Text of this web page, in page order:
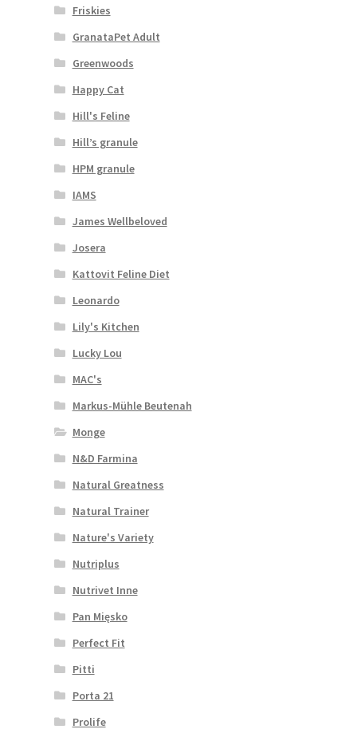
Friskies
GranataPet Adult
Greenwoods
Happy Cat
Hill's Feline
Hill’s granule
HPM granule
IAMS
James Wellbeloved
Josera
Kattovit Feline Diet
Leonardo
Lily's Kitchen
Lucky Lou
MAC's
Markus-Mühle Beutenah
Monge
N&D Farmina
Natural Greatness
Natural Trainer
Nature's Variety
Nutriplus
Nutrivet Inne
Pan Mięsko
Perfect Fit
Pitti
Porta 21
Prolife